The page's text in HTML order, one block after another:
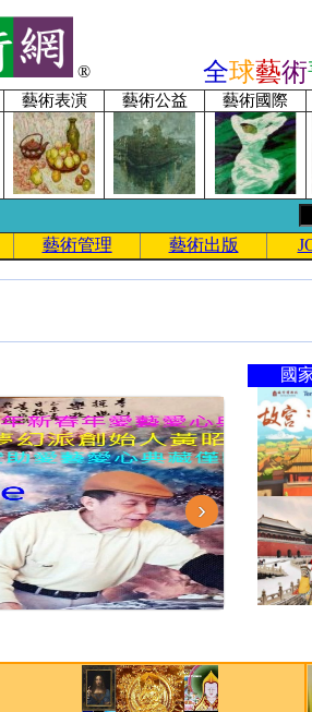
® 全球藝術
藝術表演 藝術公益 藝術國際
藝術管理 藝術出版
›
國